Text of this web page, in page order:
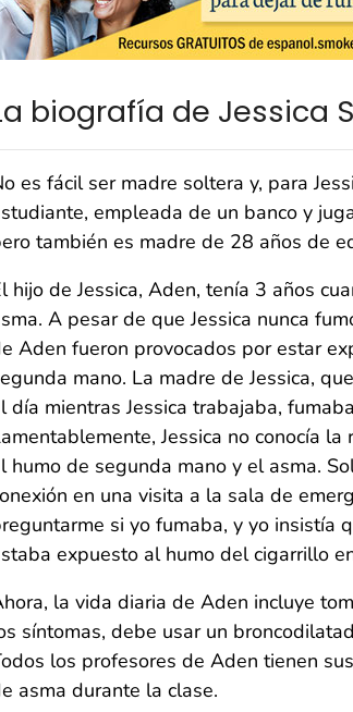
biografía de Jessica
es fácil ser madre soltera y, para
empleada de un banco y
también es madre de 28 años de
hijo de Jessica, Aden, tenía 3 años
A pesar de que Jessica nunca
Aden fueron provocados por estar
mano. La madre de Jessica,
día mientras Jessica trabajaba,
Jessica no conocía
humo de segunda mano y el asma.
en una visita a la sala de
si yo fumaba, y yo insistía
expuesto al humo del cigarrillo
la vida diaria de Aden incluye
síntomas, debe usar un
los profesores de Aden tienen
asma durante la clase.